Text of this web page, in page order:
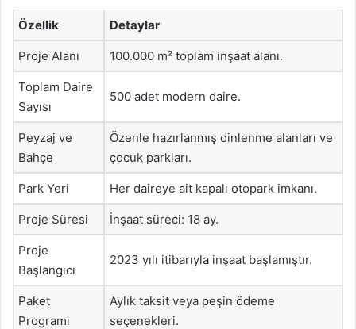
Özellik Detaylar
Proje Alanı 100.000 m² toplam inşaat alanı.
Toplam Daire
Sayısı
500 adet modern daire.
Peyzaj ve
Bahçe
Özenle hazırlanmış dinlenme alanları ve
çocuk parkları.
Park Yeri Her daireye ait kapalı otopark imkanı.
Proje Süresi İnşaat süreci: 18 ay.
Proje
Başlangıcı
2023 yılı itibarıyla inşaat başlamıştır.
Paket
Programı
Aylık taksit veya peşin ödeme
seçenekleri.